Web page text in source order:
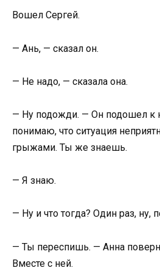
Вошел Сергей.
— Ань, — сказал он.
— Не надо, — сказала она.
— Ну подожди. — Он подошел к
понимаю, что ситуация
грыжами. Ты же знаешь.
— Я знаю.
— Ну и что тогда? Один раз, ну,
— Ты переспишь. — Анна
Вместе с ней.